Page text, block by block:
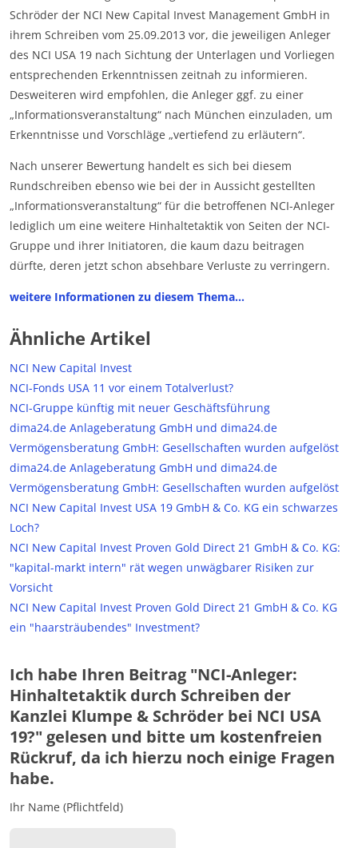
Schröder der NCI New Capital Invest Management GmbH in
ihrem Schreiben vom 25.09.2013 vor, die jeweiligen Anleger
des NCI USA 19 nach Sichtung der Unterlagen und Vorliegen
entsprechenden Erkenntnissen zeitnah zu informieren.
Desweiteren wird empfohlen, die Anleger ggf. zu einer
„Informationsveranstaltung“ nach München einzuladen, um
Erkenntnisse und Vorschläge „vertiefend zu erläutern“.
Nach unserer Bewertung handelt es sich bei diesem
Rundschreiben ebenso wie bei der in Aussicht gestellten
„Informationsveranstaltung“ für die betroffenen NCI-Anleger
lediglich um eine weitere Hinhaltetaktik von Seiten der NCI-
Gruppe und ihrer Initiatoren, die kaum dazu beitragen
dürfte, deren jetzt schon absehbare Verluste zu verringern.
weitere Informationen zu diesem Thema…
Ähnliche Artikel
NCI New Capital Invest
NCI-Fonds USA 11 vor einem Totalverlust?
NCI-Gruppe künftig mit neuer Geschäftsführung
dima24.de Anlageberatung GmbH und dima24.de
Vermögensberatung GmbH: Gesellschaften wurden aufgelöst
dima24.de Anlageberatung GmbH und dima24.de
Vermögensberatung GmbH: Gesellschaften wurden aufgelöst
NCI New Capital Invest USA 19 GmbH & Co. KG ein schwarzes
Loch?
NCI New Capital Invest Proven Gold Direct 21 GmbH & Co. KG:
"kapital-markt intern" rät wegen unwägbarer Risiken zur
Vorsicht
NCI New Capital Invest Proven Gold Direct 21 GmbH & Co. KG
ein "haarsträubendes" Investment?
Ich habe Ihren Beitrag "NCI-Anleger:
Hinhaltetaktik durch Schreiben der
Kanzlei Klumpe & Schröder bei NCI USA
19?" gelesen und bitte um kostenfreien
Rückruf, da ich hierzu noch einige Fragen
habe.
Ihr Name (Pflichtfeld)